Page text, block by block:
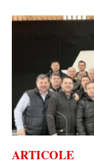
ARTICOLE